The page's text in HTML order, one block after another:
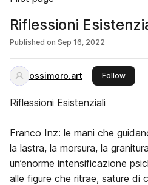
Riflessioni
Published on Sep 16, 2022
ossimoro.art Followthis
Riflessioni Esistenziali
Franco Inz: le mani che
la lastra, la morsura, la
un’enorme intensificazione
alle figure che ritrae, sature di